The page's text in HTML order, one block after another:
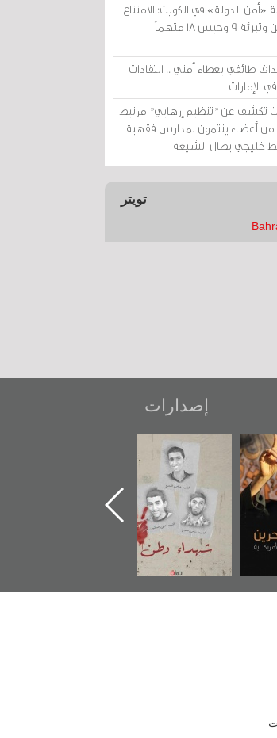
«أمن الدولة» في الكويت: الامتناع
عن معاقبة 109 مدونين وتبرئة 9 وحبس 18 متهماً
طائفي بغطاء أمني .. انتقادات
الإمارات
تكشف عن "تنظيم إرهابي" مرتبط
من أعضاء ينتمون لمدارس فقهية
خليجي يطال الشيعة
تويتر
إصدارات
شهداء وطن